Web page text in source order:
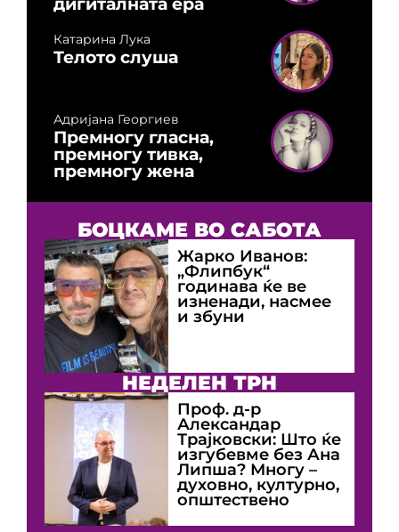
Катарина Лука
Телото слуша
Адријана Георгиев
Премногу гласна,
премногу тивка,
премногу жена
БОЦКАМЕ ВО САБОТА
Жарко Иванов:
„Флипбук“
годинава ќе ве
изненади, насмее
и збуни
НЕДЕЛЕН ТРН
Проф. д-р
Александар
Трајковски: Што ќе
изгубевме без Ана
Липша? Многу –
духовно, културно,
општествено